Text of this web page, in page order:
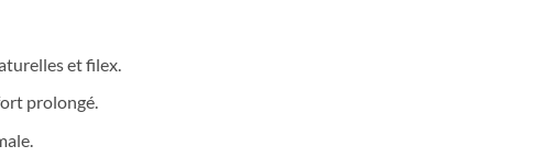
et filex.
prolongé.